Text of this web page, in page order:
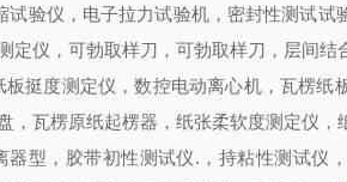
验仪，电子拉力试验机，密封性测试试
仪，可勃取样刀，可勃取样刀，层间结
挺度测定仪，数控电动离心机，瓦楞纸
瓦楞原纸起楞器，纸张柔软度测定仪，
型，胶带初性测试仪.，持粘性测试仪